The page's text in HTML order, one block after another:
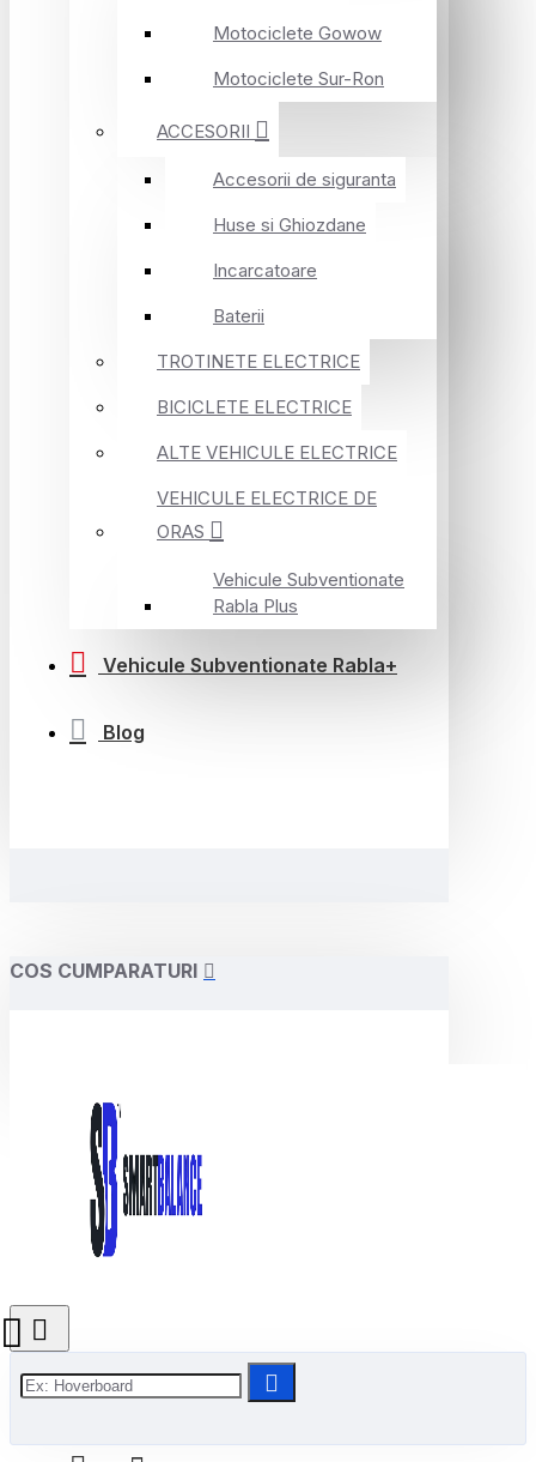
Motociclete Gowow
Motociclete Sur-Ron
ACCESORII
Accesorii de siguranta
Huse si Ghiozdane
Incarcatoare
Baterii
TROTINETE ELECTRICE
BICICLETE ELECTRICE
ALTE VEHICULE ELECTRICE
VEHICULE ELECTRICE DE
ORAS
Vehicule Subventionate
Rabla Plus
Vehicule Subventionate Rabla+
Blog
COS CUMPARATURI